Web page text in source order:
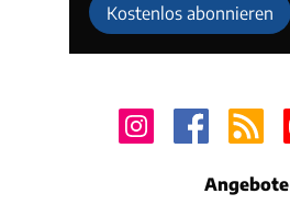
Kostenlos abonnieren
Angebote